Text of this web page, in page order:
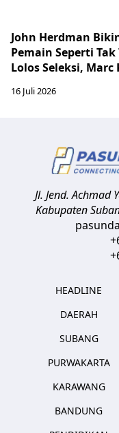
John Herdman
Pemain Seperti
Lolos Seleksi, Marc
16 Juli 2026
Jl. Jend. Achmad
Kabupaten
HEADLINE
DAERAH
SUBANG
PURWAKARTA
KARAWANG
BANDUNG